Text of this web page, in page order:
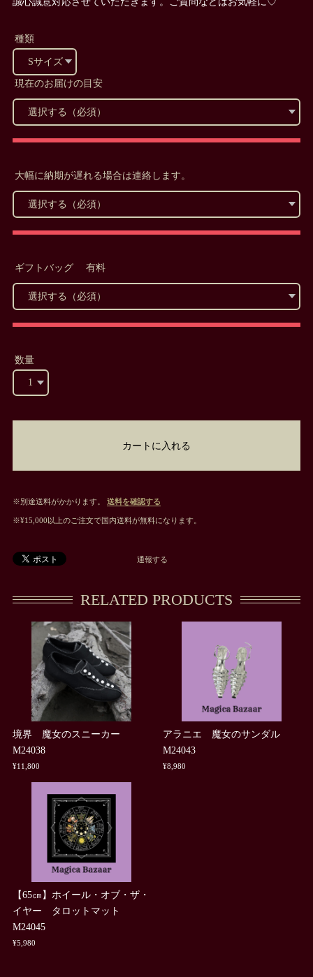
種類
現在のお届けの目安
大幅に納期が遅れる場合は連絡します。
ギフトバッグ 有料
数量
カートに入れる
※別途送料がかかります。 送料を確認する
※¥15,000以上のご注文で国内送料が無料になります。
通報する
RELATED PRODUCTS
境界 魔女のスニーカー
M24038
¥11,800
アラニエ 魔女のサンダル
M24043
¥8,980
【65㎝】ホイール・オブ・ザ・
イヤー タロットマット
M24045
¥5,980